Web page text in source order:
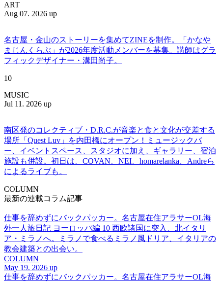
ART
Aug 07. 2026 up
名古屋・金山のストーリーを集めてZINEを制作。「かなや
まじんくらぶ」が2026年度活動メンバーを募集。講師はグラ
フィックデザイナー・溝田尚子。
10
MUSIC
Jul 11. 2026 up
南区発のコレクティブ・D.R.C.が⾳楽と⾷と⽂化が交差する
場所「Quest Luv」を内田橋にオープン！ミュージックバ
ー、イベントスペース、スタジオに加え、ギャラリー、宿泊
施設も併設。初日は、COVAN、NEI、homarelanka、Andreら
によるライブも。
COLUMN
最新の連載コラム記事
仕事を辞めずにバックパッカー。名古屋在住アラサーOL海
外一人旅日記 ヨーロッパ編 10 西欧諸国に突入、北イタリ
ア・ミラノへ。ミラノで食べるミラノ風ドリア、イタリアの
教会建築との出会い。
COLUMN
May 19. 2026 up
仕事を辞めずにバックパッカー。名古屋在住アラサーOL海